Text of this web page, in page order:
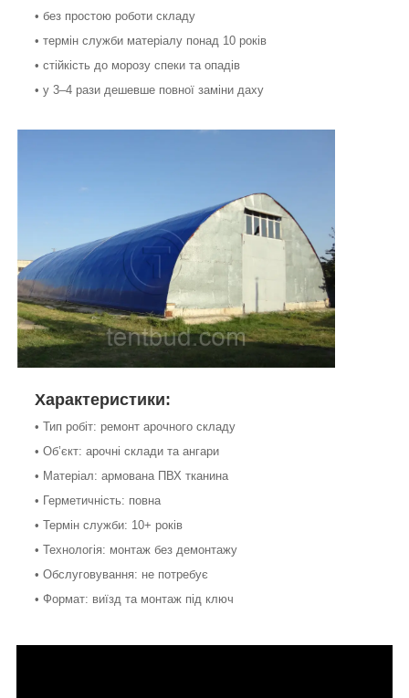
• без простою роботи складу
• термін служби матеріалу понад 10 років
• стійкість до морозу спеки та опадів
• у 3–4 рази дешевше повної заміни даху
Характеристики:
• Тип робіт: ремонт арочного складу
• Об’єкт: арочні склади та ангари
• Матеріал: армована ПВХ тканина
• Герметичність: повна
• Термін служби: 10+ років
• Технологія: монтаж без демонтажу
• Обслуговування: не потребує
• Формат: виїзд та монтаж під ключ